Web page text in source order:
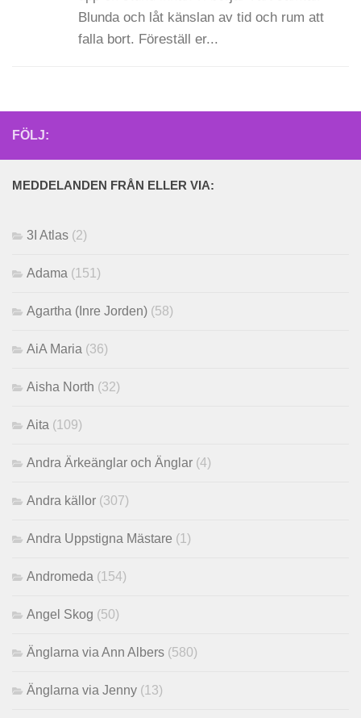
Blunda och låt känslan av tid och rum att
falla bort. Föreställ er...
FÖLJ:
MEDDELANDEN FRÅN ELLER VIA:
3I Atlas (2)
Adama (151)
Agartha (Inre Jorden) (58)
AiA Maria (36)
Aisha North (32)
Aita (109)
Andra Ärkeänglar och Änglar (4)
Andra källor (307)
Andra Uppstigna Mästare (1)
Andromeda (154)
Angel Skog (50)
Änglarna via Ann Albers (580)
Änglarna via Jenny (13)